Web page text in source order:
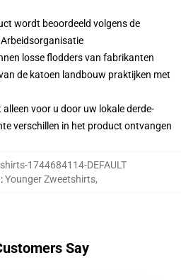
wordt beoordeeld volgens de
losse flodders van fabrikanten
de katoen landbouw praktijken met
voor u door uw lokale derde-
verschillen in het product ontvangen
1744684114-DEFAULT
:Younger Zweetshirts,
Say